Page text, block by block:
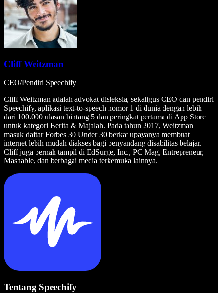
Cliff Weitzman
CEO/Pendiri Speechify
Cliff Weitzman adalah advokat disleksia, sekaligus CEO dan pendiri
Speechify, aplikasi text-to-speech nomor 1 di dunia dengan lebih
dari 100.000 ulasan bintang 5 dan peringkat pertama di App Store
untuk kategori Berita & Majalah. Pada tahun 2017, Weitzman
masuk daftar Forbes 30 Under 30 berkat upayanya membuat
internet lebih mudah diakses bagi penyandang disabilitas belajar.
Cliff juga pernah tampil di EdSurge, Inc., PC Mag, Entrepreneur,
Mashable, dan berbagai media terkemuka lainnya.
Tentang Speechify